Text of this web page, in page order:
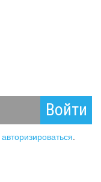
Войти
авторизироваться.